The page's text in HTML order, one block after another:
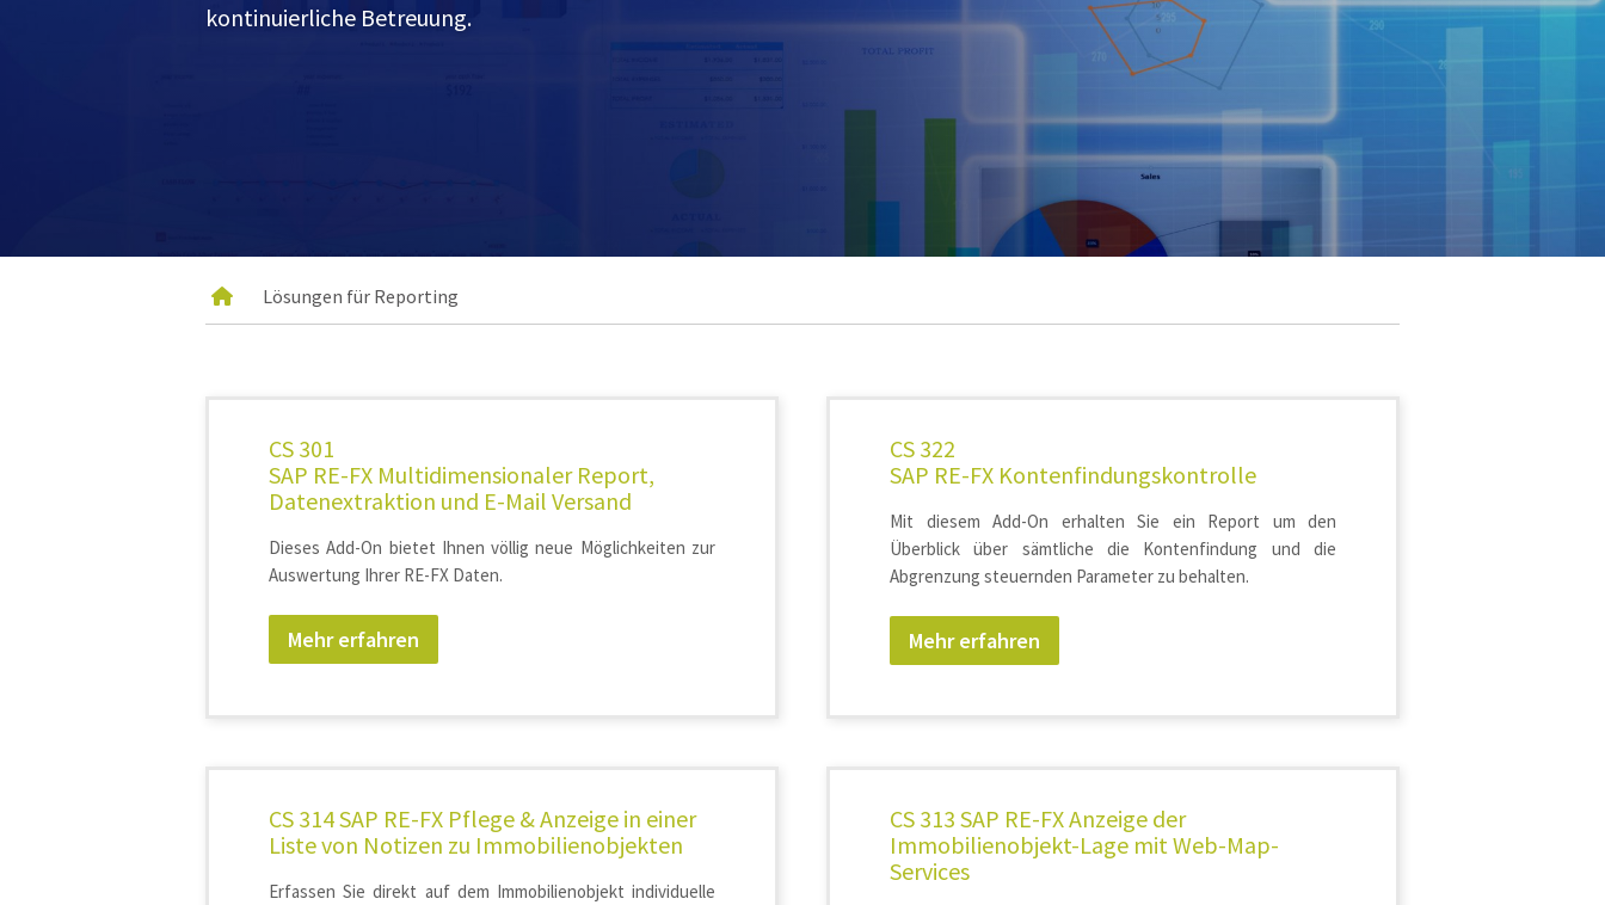
kontinuierliche Betreuung.
Lösungen für Reporting
CS 301
SAP RE-FX Multidimensionaler Report,
Datenextraktion und E-Mail Versand
Dieses Add-On bietet Ihnen völlig neue Möglichkeiten zur
Auswertung Ihrer RE-FX Daten.
Mehr erfahren
CS 322
SAP RE-FX Kontenfindungskontrolle
Mit diesem Add-On erhalten Sie ein Report um den
Überblick über sämtliche die Kontenfindung und die
Abgrenzung steuernden Parameter zu behalten.
Mehr erfahren
CS 314 SAP RE-FX Pflege & Anzeige in einer
Liste von Notizen zu Immobilienobjekten
Erfassen Sie direkt auf dem Immobilienobjekt individuelle
CS 313 SAP RE-FX Anzeige der
Immobilienobjekt-Lage mit Web-Map-
Services